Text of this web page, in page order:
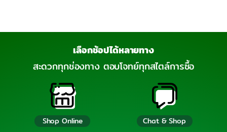
เลือกช้อปได้หลายทาง
สะดวกทุกช่องทาง ตอบโจทย์ทุกสไตล์การซื้อ
Shop Online
Chat & Shop